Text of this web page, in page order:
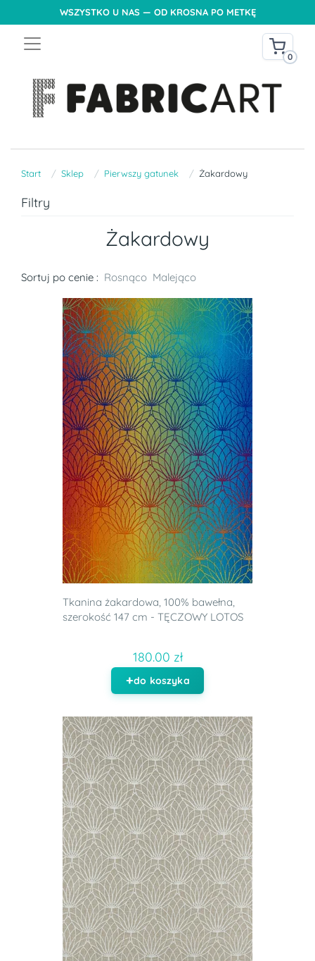
WSZYSTKO U NAS — OD KROSNA PO METKĘ
0
Start Sklep Pierwszy gatunek Żakardowy
Filtry
Żakardowy
Sortuj po cenie : Rosnąco Malejąco
Tkanina żakardowa, 100% bawełna,
szerokość 147 cm - TĘCZOWY LOTOS
180.00 zł
do koszyka